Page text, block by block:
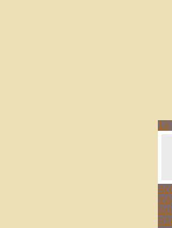
13